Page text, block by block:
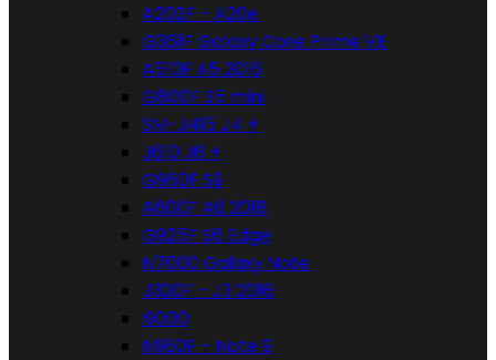
A202F - A20e
G361F Galaxy Core Prime VE
A510F A5 2016
G800F S5 mini
SM-J415 J4 +
J610 J6 +
G960F S9
A600F A6 2018
G925F S6 Edge
N7000 Galaxy Note
J320F - J3 2016
i9000
N960F - Note 9